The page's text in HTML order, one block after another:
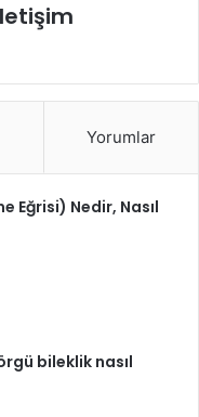
Yorumlar
Eğrisi) Nedir, Nasıl
bileklik nasıl